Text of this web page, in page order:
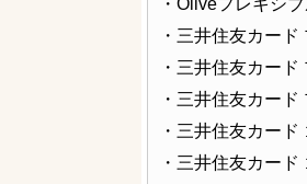
・Oliveフレキシ
・三井住友カー
・三井住友カー
・三井住友カー
・三井住友カー
・三井住友カー